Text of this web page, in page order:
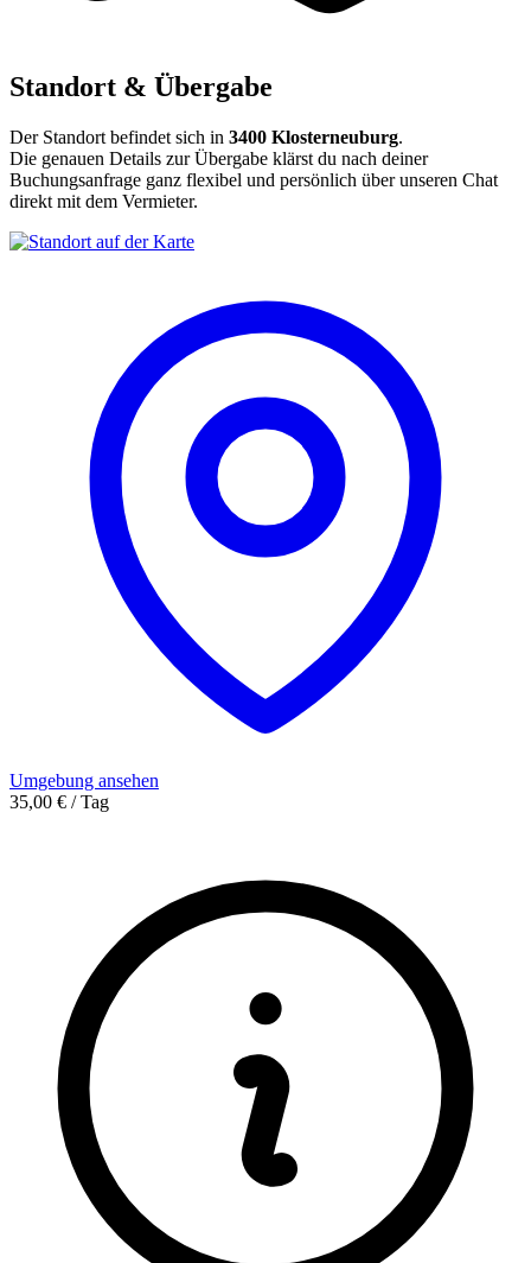
Standort & Übergabe
Der Standort befindet sich in 3400 Klosterneuburg.
Die genauen Details zur Übergabe klärst du nach deiner
Buchungsanfrage ganz flexibel und persönlich über unseren Chat
direkt mit dem Vermieter.
Umgebung ansehen
35,00 € / Tag